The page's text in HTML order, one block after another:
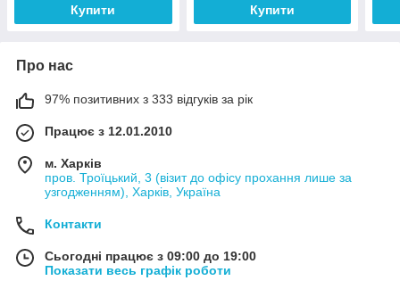
Купити Купити
Про нас
97% позитивних з 333 відгуків за рік
Працює з 12.01.2010
м. Харків
пров. Троїцький, 3 (візит до офісу прохання лише за
узгодженням), Харків, Україна
Контакти
Сьогодні працює з 09:00 до 19:00
Показати весь графік роботи